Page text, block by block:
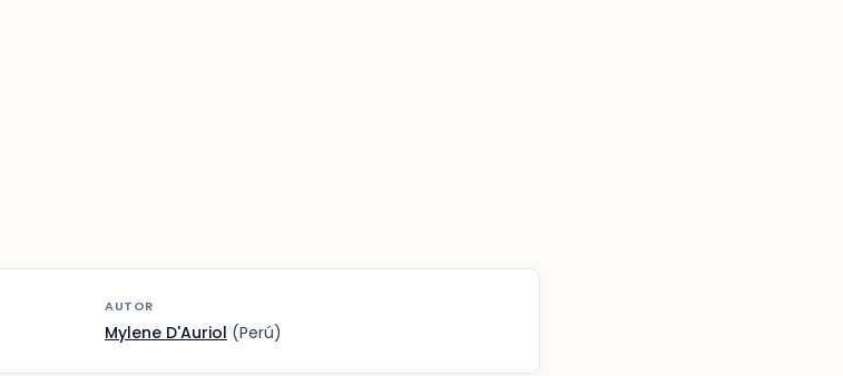
AUTOR
Mylene D'Auriol (Perú)